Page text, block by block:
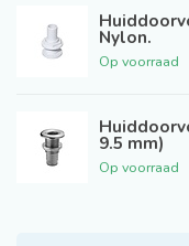
Nylon.
Op voorraad
9.5 mm)
Op voorraad